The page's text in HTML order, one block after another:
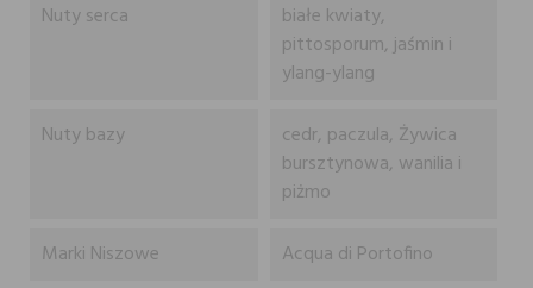
Nuty serca
białe kwiaty,
pittosporum, jaśmin i
ylang-ylang
Nuty bazy
cedr, paczula, Żywica
bursztynowa, wanilia i
piżmo
Marki Niszowe
Acqua di Portofino